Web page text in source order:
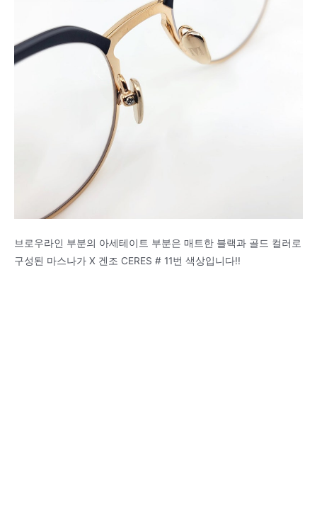
브로우라인 부분의 아세테이트 부분은 매트한 블랙과 골드 컬러로
구성된 마스나가 X 겐조 CERES # 11번 색상입니다!!